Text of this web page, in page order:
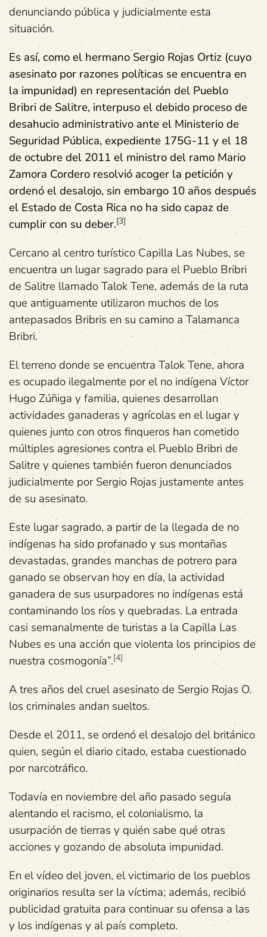
denunciando pública y judicialmente esta
situación.
Es así, como el hermano Sergio Rojas Ortiz (cuyo
asesinato por razones políticas se encuentra en
la impunidad) en representación del Pueblo
Bribri de Salitre, interpuso el debido proceso de
desahucio administrativo ante el Ministerio de
Seguridad Pública, expediente 175G-11 y el 18
de octubre del 2011 el ministro del ramo Mario
Zamora Cordero resolvió acoger la petición y
ordenó el desalojo, sin embargo 10 años después
el Estado de Costa Rica no ha sido capaz de
cumplir con su deber.[3]
Cercano al centro turístico Capilla Las Nubes, se
encuentra un lugar sagrado para el Pueblo Bribri
de Salitre llamado Talok Tene, además de la ruta
que antiguamente utilizaron muchos de los
antepasados Bribris en su camino a Talamanca
Bribri.
El terreno donde se encuentra Talok Tene, ahora
es ocupado ilegalmente por el no indígena Víctor
Hugo Zúñiga y familia, quienes desarrollan
actividades ganaderas y agrícolas en el lugar y
quienes junto con otros finqueros han cometido
múltiples agresiones contra el Pueblo Bribri de
Salitre y quienes también fueron denunciados
judicialmente por Sergio Rojas justamente antes
de su asesinato.
Este lugar sagrado, a partir de la llegada de no
indígenas ha sido profanado y sus montañas
devastadas, grandes manchas de potrero para
ganado se observan hoy en día, la actividad
ganadera de sus usurpadores no indígenas está
contaminando los ríos y quebradas. La entrada
casi semanalmente de turistas a la Capilla Las
Nubes es una acción que violenta los principios de
nuestra cosmogonía”.[4]
A tres años del cruel asesinato de Sergio Rojas O.
los criminales andan sueltos.
Desde el 2011, se ordenó el desalojo del británico
quien, según el diario citado, estaba cuestionado
por narcotráfico.
Todavía en noviembre del año pasado seguía
alentando el racismo, el colonialismo, la
usurpación de tierras y quién sabe qué otras
acciones y gozando de absoluta impunidad.
En el vídeo del joven, el victimario de los pueblos
originarios resulta ser la víctima; además, recibió
publicidad gratuita para continuar su ofensa a las
y los indígenas y al país completo.